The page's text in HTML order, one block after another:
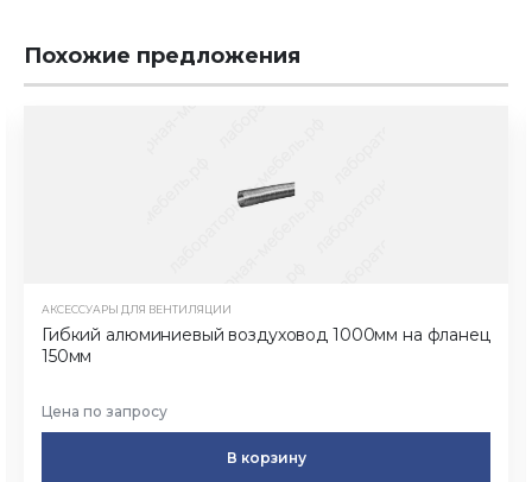
Похожие предложения
АКСЕССУАРЫ ДЛЯ ВЕНТИЛЯЦИИ
Гибкий алюминиевый воздуховод 1000мм на фланец
150мм
Цена по запросу
В корзину